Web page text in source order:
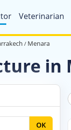
Veterinarian
Menara
in
OK